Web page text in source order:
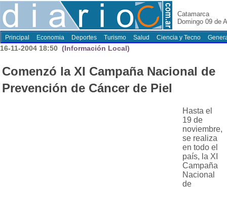
Catamarca
Domingo 09 de
Principal Economia Deportes Turismo Salud Ciencia y Tecno
16-11-2004 18:50 (Información Local)
Comenzó la XI Campaña Nacional de
Prevención de Cáncer de Piel
Hasta el
19 de
noviembre,
se realiza
en todo el
país, la XI
Campaña
Nacional
de